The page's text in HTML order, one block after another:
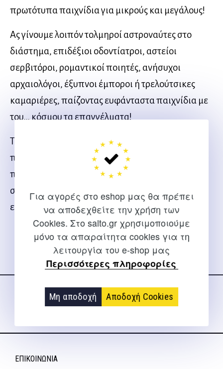
Για αγορές στο eshop μας θα πρέπει
να αποδεχθείτε την χρήση των
Cookies. Στο salto.gr χρησιμοποιούμε
μόνο τα απαραίτητα cookies για τη
λειτουργία του e-shop μας
Περισσότερες πληροφορίες
Μη αποδοχή Αποδοχή Cookies
πρωτότυπα παιχνίδια για μικρούς και μεγάλους!
Ας γίνουμε λοιπόν τολμηροί αστροναύτες στο
διάστημα, επιδέξιοι οδοντίατροι, αστείοι
σερβιτόροι, ρομαντικοί ποιητές, ανήσυχοι
αρχαιολόγοι, έξυπνοι έμποροι ή τρελούτσικες
καμαριέρες, παίζοντας ευφάνταστα παιχνίδια με
του… κόσμου τα επαγγέλματα!
Το βιβλίο αυτό απευθύνεται σε μικρά και μεγάλα
παιδιά, σε δασκάλους, νηπιαγωγούς, γυμναστές,
παιδοψυχολόγους, κοινωνικούς λειτουργούς,
στελέχη κατασκηνώσεων, προσκόπους, γονείς,
ειδικούς παιδαγωγούς, εμψυχωτές κ.λπ.
Ακολουθήστε μας
ΕΠΙΚΟΙΝΩΝΊΑ